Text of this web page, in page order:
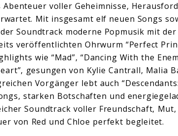
Abenteuer voller Geheimnisse,
Mit insgesamt elf neuen Songs
Soundtrack moderne Popmusik mit
veröffentlichten Ohrwurm “Perfect
wie “Mad”, “Dancing With the
gesungen von Kylie Cantrall, Malia
Vorgänger lebt auch
starken Botschaften und
Soundtrack voller Freundschaft,
von Red und Chloe perfekt begleitet.